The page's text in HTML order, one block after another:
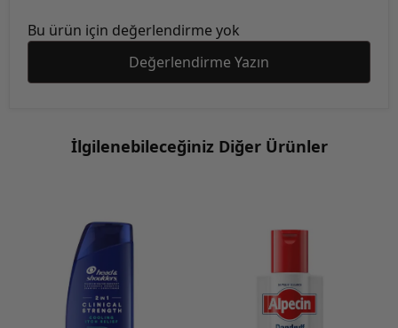
Bu ürün için değerlendirme yok
Değerlendirme Yazın
İlgilenebileceğiniz Diğer Ürünler